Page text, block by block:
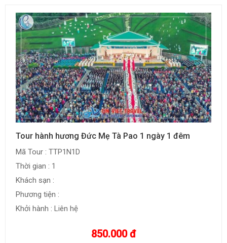
Tour hành hương Đức Mẹ Tà Pao 1 ngày 1 đêm
Mã Tour : TTP1N1D
Thời gian : 1
Khách sạn :
Phương tiện :
Khởi hành : Liên hệ
850.000 đ